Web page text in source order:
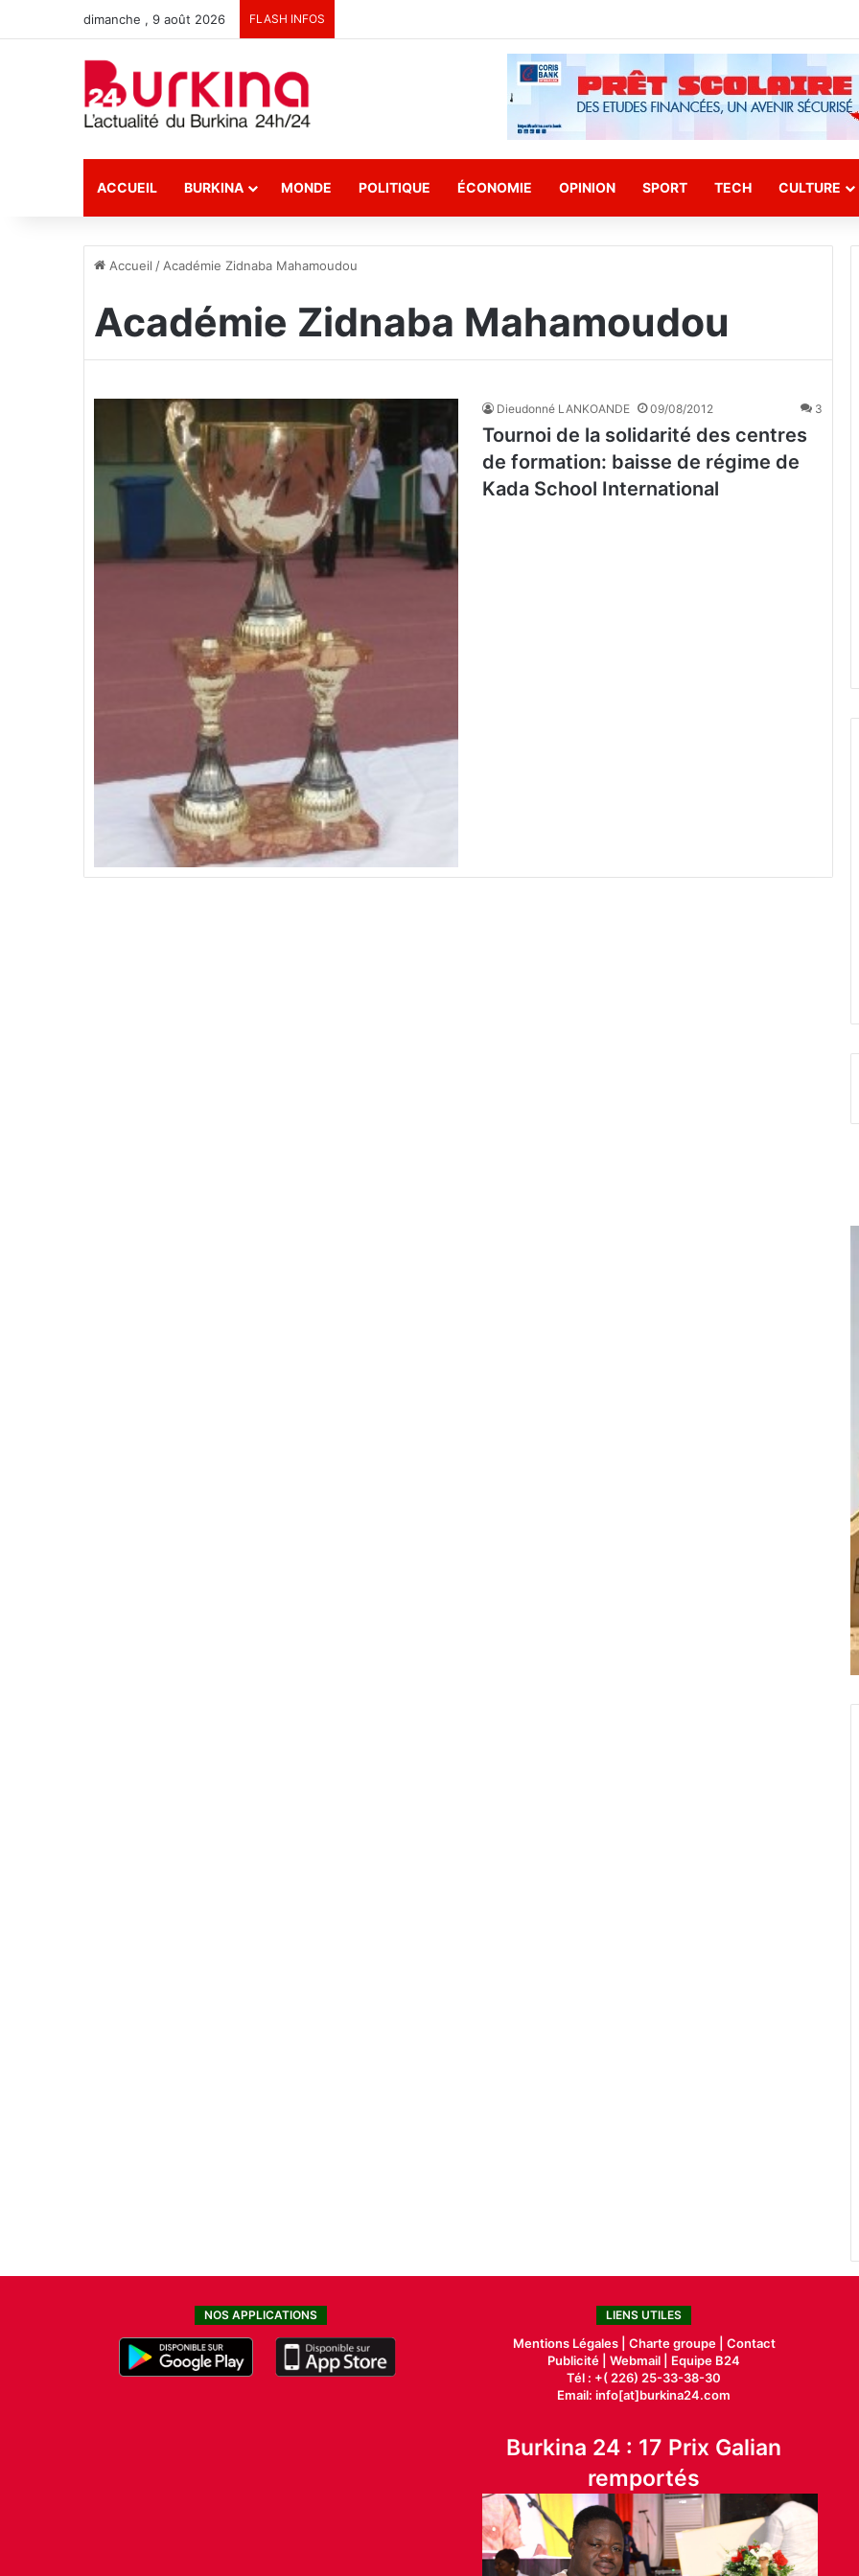
dimanche , 9 août 2026 FLASH INFOS
ACCUEIL BURKINA MONDE POLITIQUE ÉCONOMIE OPINION SPORT TECH CULTURE
Accueil / Académie Zidnaba Mahamoudou
Académie Zidnaba Mahamoudou
Dieudonné LANKOANDE 09/08/2012 3
Tournoi de la solidarité des centres
de formation: baisse de régime de
Kada School International
NOS APPLICATIONS LIENS UTILES
Mentions Légales | Charte groupe | Contact
Publicité |Webmail |
Equipe B24
Tél : +( 226) 25-33-38-30
Email: info[at]burkina24.com
Burkina 24 : 17 Prix Galian
remportés